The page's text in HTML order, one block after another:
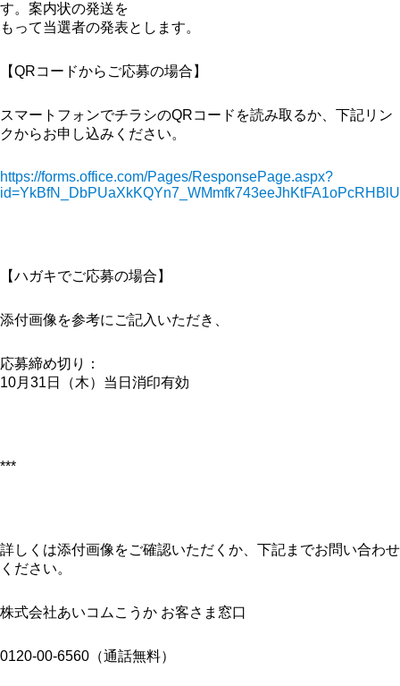
す。案内状の発送を
もって当選者の発表とします。
【QRコードからご応募の場合】
スマートフォンでチラシのQRコードを読み取るか、下記リン
クからお申し込みください。
https://forms.office.com/Pages/ResponsePage.aspx?
【ハガキでご応募の場合】
添付画像を参考にご記入いただき、
応募締め切り：
10月31日（木）当日消印有効
***
詳しくは添付画像をご確認いただくか、下記までお問い合わせ
ください。
株式会社あいコムこうか お客さま窓口
0120-00-6560（通話無料）